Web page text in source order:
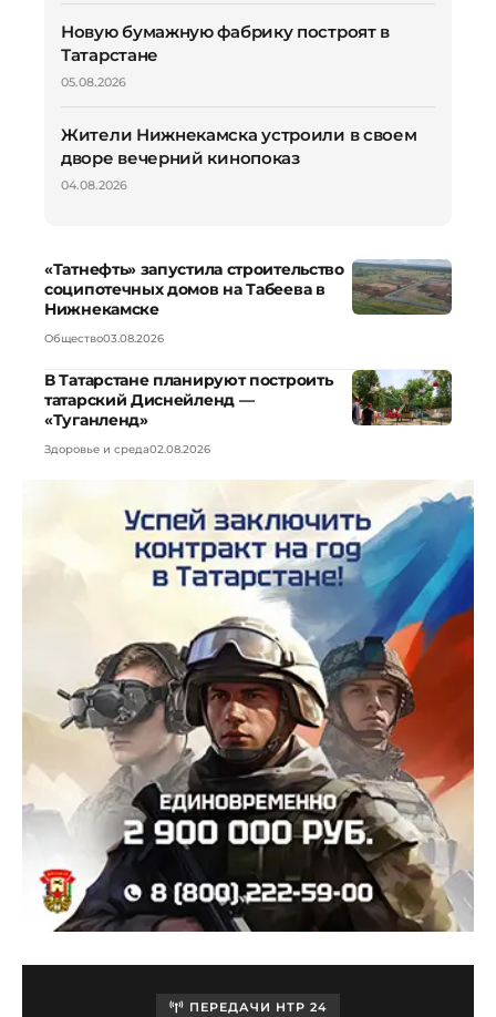
Новую бумажную фабрику построят в
Татарстане
05.08.2026
Жители Нижнекамска устроили в своем
дворе вечерний кинопоказ
04.08.2026
«Татнефть» запустила строительство
соципотечных домов на Табеева в
Нижнекамске
Общество03.08.2026
В Татарстане планируют построить
татарский Диснейленд —
«Туганленд»
Здоровье и среда02.08.2026
ПЕРЕДАЧИ НТР 24